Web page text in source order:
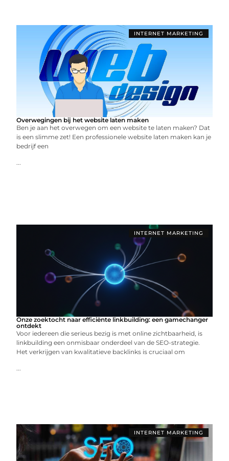
INTERNET MARKETING
Overwegingen bij het website laten maken
Ben je aan het overwegen om een website te laten maken? Dat
is een slimme zet! Een professionele website laten maken kan je
bedrijf een
...
INTERNET MARKETING
Onze zoektocht naar efficiënte linkbuilding: een gamechanger
ontdekt
Voor iedereen die serieus bezig is met online zichtbaarheid, is
linkbuilding een onmisbaar onderdeel van de SEO-strategie.
Het verkrijgen van kwalitatieve backlinks is cruciaal om
...
INTERNET MARKETING